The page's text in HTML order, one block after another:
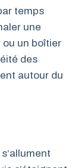
temps
une
ou un boîtier
des
autour du